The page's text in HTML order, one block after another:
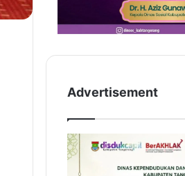
Advertisement